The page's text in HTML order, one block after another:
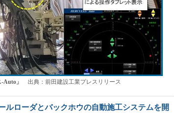
Auto」 出典：前田建設工業プレスリリース
ルローダとバックホウの自動施工システムを開